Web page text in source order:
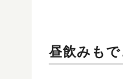
昼飲みも